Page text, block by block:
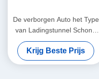
De verborgen Auto het Type
van Ladingstunnel Schone
Zaal van de Luchtdouche
met Dubbele
Bladschuifdeuren
Krijg Beste Prijs